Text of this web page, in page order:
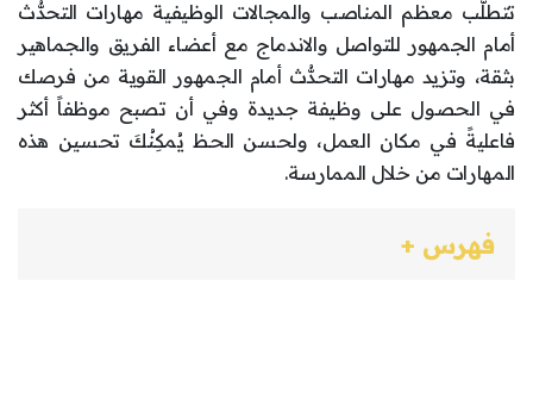
تتطلَّب معظم المناصب والمجالات الوظيفية مهارات التحدُّث
أمام الجمهور للتواصل والاندماج مع أعضاء الفريق والجماهير
بثقة، وتزيد مهارات التحدُّث أمام الجمهور القوية من فرصك
في الحصول على وظيفة جديدة وفي أن تصبح موظفاً أكثر
فاعليةً في مكان العمل، ولحسن الحظ يُمكِنُكَ تحسين هذه
المهارات من خلال الممارسة.
فهرس +